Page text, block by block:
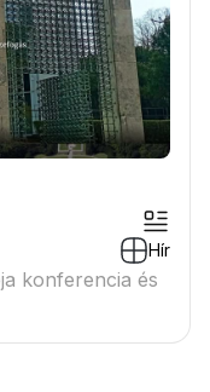
Hír
konferencia és